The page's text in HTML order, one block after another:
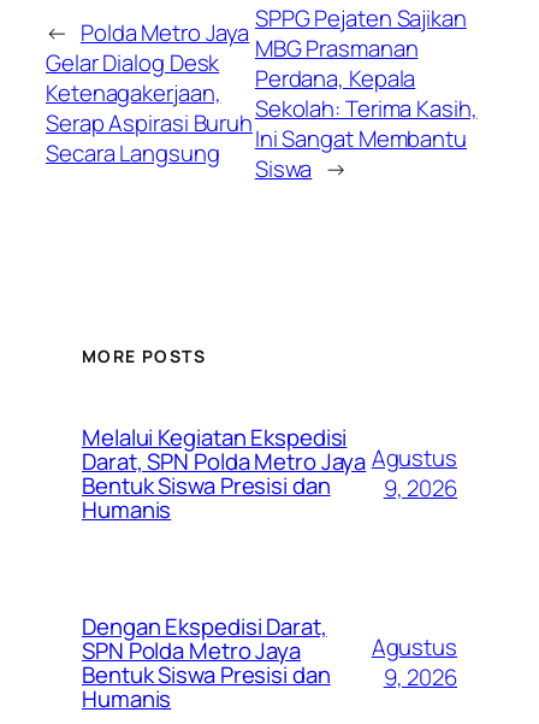
← Polda Metro Jaya
Gelar Dialog Desk
Ketenagakerjaan,
Serap Aspirasi Buruh
Secara Langsung
SPPG Pejaten Sajikan
MBG Prasmanan
Perdana, Kepala
Sekolah: Terima Kasih,
Ini Sangat Membantu
Siswa →
MORE POSTS
Melalui Kegiatan Ekspedisi
Darat, SPN Polda Metro Jaya
Bentuk Siswa Presisi dan
Humanis
Agustus
9, 2026
Dengan Ekspedisi Darat,
SPN Polda Metro Jaya
Bentuk Siswa Presisi dan
Humanis
Agustus
9, 2026